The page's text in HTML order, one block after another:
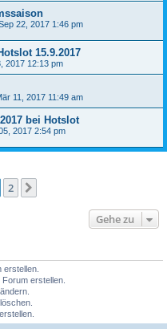
22, 2017 1:46 pm
15.9.2017
2017 12:13 pm
11, 2017 11:49 am
bei Hotslot
2017 2:54 pm
2
Gehe zu
erstellen.
erstellen.
ändern.
löschen.